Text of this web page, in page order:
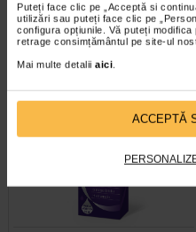
Puteți face clic pe „Acceptă si
utilizări sau puteți face clic pe
configura opțiunile. Vă puteți
retrage consimțământul pe site-ul
Mai multe detalii aici.
ACCEPTĂ
formulat pentru pielea sensibila,
reactiva si predispusa la alergii…